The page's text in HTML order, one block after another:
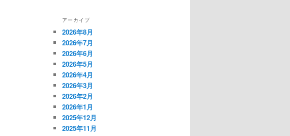
アーカイブ
2026年8月
2026年7月
2026年6月
2026年5月
2026年4月
2026年3月
2026年2月
2026年1月
2025年12月
2025年11月